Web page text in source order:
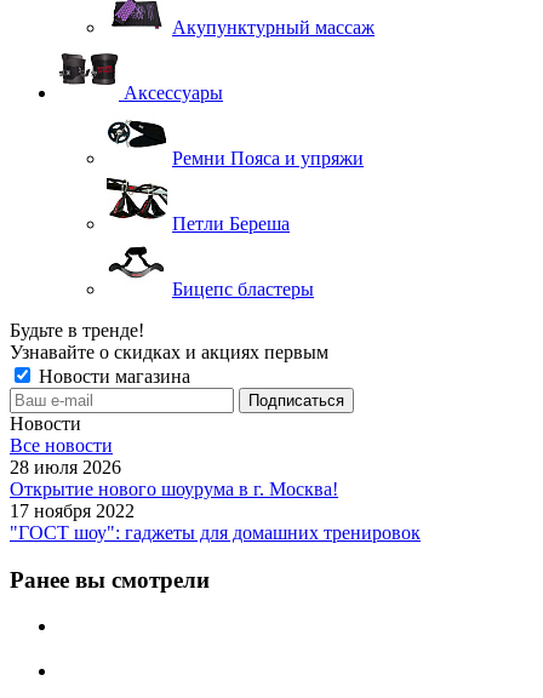
Акупунктурный массаж
Аксессуары
Ремни Пояса и упряжи
Петли Береша
Бицепс бластеры
Будьте в тренде!
Узнавайте о скидках и акциях первым
Новости магазина
Новости
Все новости
28 июля 2026
Открытие нового шоурума в г. Москва!
17 ноября 2022
"ГОСТ шоу": гаджеты для домашних тренировок
Ранее вы смотрели